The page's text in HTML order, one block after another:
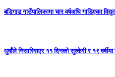
बडिगाड गाउँपालिकामा चार वर्षअघि गाडिएका
धुवाँले निसास्सिएर ११ दिनको सुत्केरी र १९